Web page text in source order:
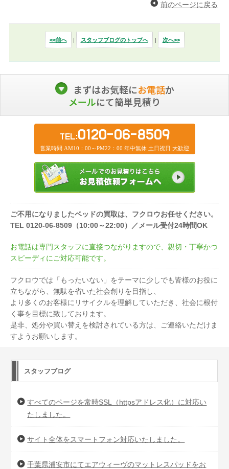
前のページに戻る
<<前へ | スタッフブログのトップへ | 次へ>>
まずはお気軽にお電話か
メールにて簡単見積り
TEL:0120-06-8509
営業時間 AM10：00～PM22：00 年中無休 土日祝日 大歓迎
ご不用になりましたベッドの買取は、フクロウお任せください。
TEL 0120-06-8509（10:00～22:00）／メール受付24時間OK
お電話は専門スタッフに直接つながりますので、親切・丁寧かつ
スピーディにご対応可能です。
フクロウでは「もったいない」をテーマに少しでも皆様のお役に
立ちながら、無駄を省いた社会創りを目指し、
より多くのお客様にリサイクルを理解していただき、社会に根付
く事を目標に致しております。
是非、処分や買い替えを検討されている方は、ご連絡いただけま
すようお願いします。
スタッフブログ
すべてのページを常時SSL（httpsアドレス化）に対応い
たしました。
サイト全体をスマートフォン対応いたしました。
千葉県浦安市にてエアウィーヴのマットレスパッドをお